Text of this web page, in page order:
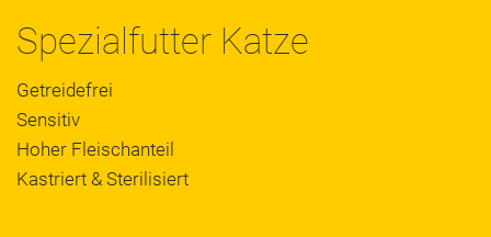
Spezialfutter Katze
Getreidefrei
Sensitiv
Hoher Fleischanteil
Kastriert & Sterilisiert